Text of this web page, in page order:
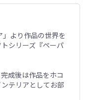
より作品の世界を
シリーズ『ペーパ
成後は作品をホコ
テリアとしてお部